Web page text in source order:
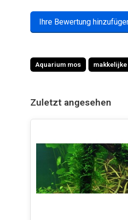
Ihre Bewertung
Aquarium mos
Zuletzt angesehen